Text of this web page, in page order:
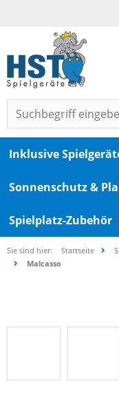
Inklusive
Sonnenschutz &
Spielplatz-Zubehör
Sie sind hier: Startseite
Malcasso